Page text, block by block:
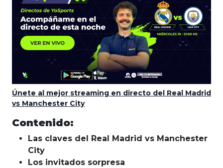
Únete al mejor streaming en directo del Real Madrid
vs Manchester City
Contenido:
Las claves del Real Madrid vs Manchester
City
Los invitados sorpresa